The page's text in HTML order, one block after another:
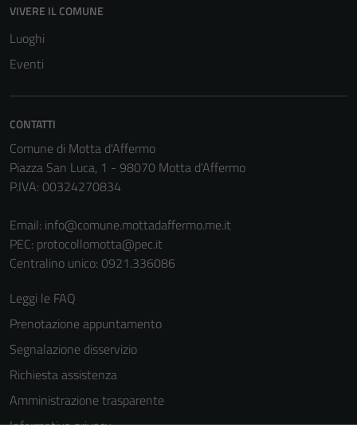
VIVERE IL COMUNE
Luoghi
Eventi
CONTATTI
Comune di Motta d'Affermo
Piazza San Luca, 1 - 98070 Motta d'Affermo
P.IVA: 00324270834
Email: info@comune.mottadaffermo.me.it
PEC: protocollomotta@pec.it
Centralino unico: 0921.336086
Leggi le FAQ
Prenotazione appuntamento
Segnalazione disservizio
Richiesta assistenza
Amministrazione trasparente
Informativa privacy
informazioni
Terze parti
impostati da
anche per la